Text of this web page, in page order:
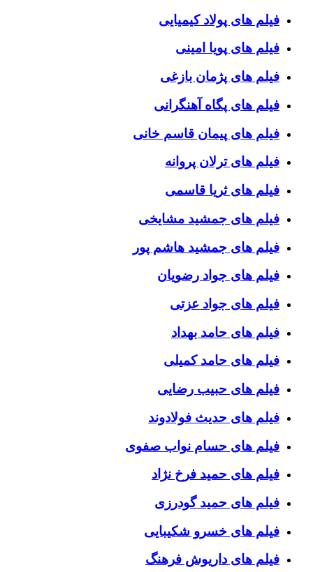
فیلم های پولاد کیمیایی
فیلم های پویا امینی
فیلم های پژمان بازغی
فیلم های پگاه آهنگرانی
فیلم های پیمان قاسم خانی
فیلم های ترلان پروانه
فیلم های ثریا قاسمی
فیلم های جمشید مشایخی
فیلم های جمشید هاشم پور
فیلم های جواد رضویان
فیلم های جواد عزتی
فیلم های حامد بهداد
فیلم های حامد کمیلی
فیلم های حبیب رضایی
فیلم های حدیث فولادوند
فیلم های حسام نواب صفوی
فیلم های حمید فرخ نژاد
فیلم های حمید گودرزی
فیلم های خسرو شکیبایی
فیلم های داریوش فرهنگ